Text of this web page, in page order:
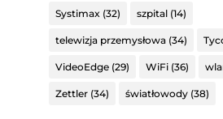
Systimax (32) szpital(14)
telewizja przemysłowa(34)
VideoEdge(29) WiFi(36)
Zettler(34) światłowody(38)